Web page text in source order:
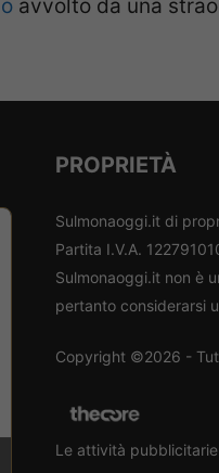
avvolto da una
PROPRIETÀ
Sulmonaoggi.it di
Partita I.V.A.
Sulmonaoggi.it non è
pertanto considerarsi
Copyright ©2026 -
Le attività